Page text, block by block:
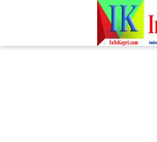
.post-body img { display: